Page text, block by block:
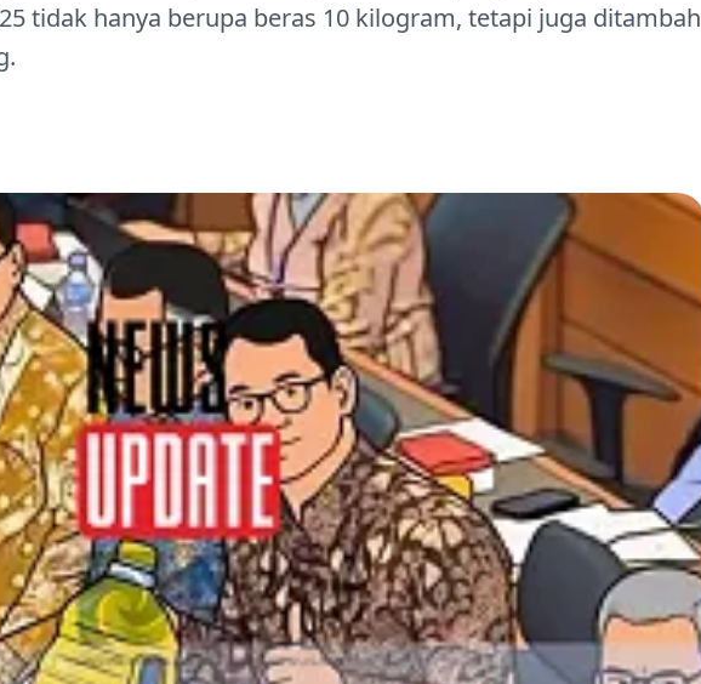
tidak hanya berupa beras 10 kilogram, tetapi juga ditambah